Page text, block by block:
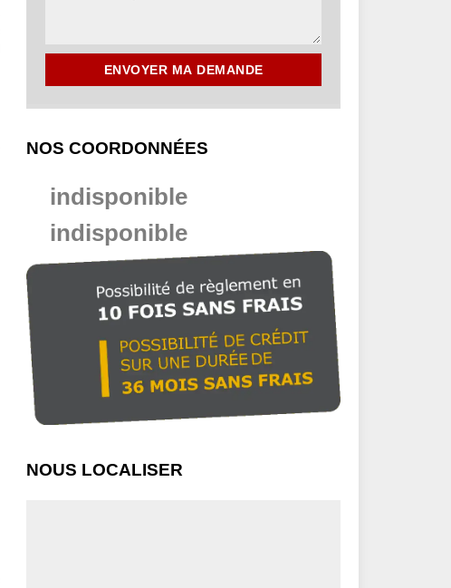
NOS COORDONNÉES
indisponible
indisponible
NOUS LOCALISER